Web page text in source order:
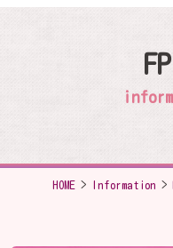
HOME> Information >